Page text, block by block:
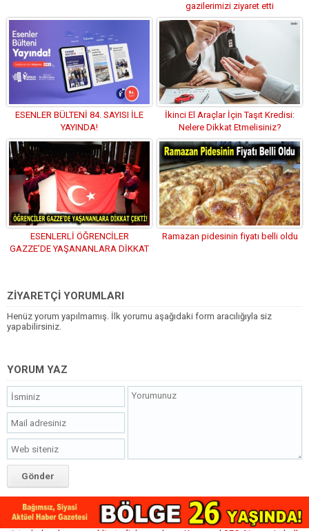
gazilerimizi ziyaret etti
ESENLER BÜLTENİ 84. SAYISI İLE
YAYINDA!
İkinci El Araçlar İçin Taşıt Kredisi:
Nelere Dikkat Etmelisiniz?
ESENLERLİ ÖĞRENCİLER
GAZZE’DE YAŞANANLARA DİKKAT
Ramazan pidesinin fiyatı belli oldu
ZİYARETÇİ YORUMLARI
Henüz yorum yapılmamış. İlk yorumu aşağıdaki form aracılığıyla siz
yapabilirsiniz.
YORUM YAZ